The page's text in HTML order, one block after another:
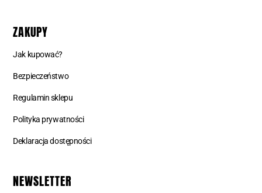
ZAKUPY
Jak kupować?
Bezpieczeństwo
Regulamin sklepu
Polityka prywatności
Deklaracja dostępności
NEWSLETTER